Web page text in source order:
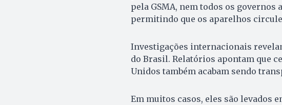
pela GSMA, nem todos os governos
permitindo que os aparelhos
Investigações internacionais
do Brasil. Relatórios apontam que
Unidos também acabam sendo
Em muitos casos, eles são levados